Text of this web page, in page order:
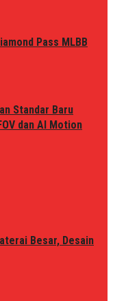
Pass MLBB
Standar Baru
dan AI Motion
Besar, Desain